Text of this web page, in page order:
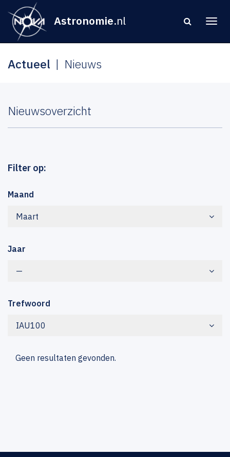
Astronomie.nl
Actueel Nieuws
Nieuwsoverzicht
Filter op:
Maand
Maart
Jaar
—
Trefwoord
IAU100
Geen resultaten gevonden.